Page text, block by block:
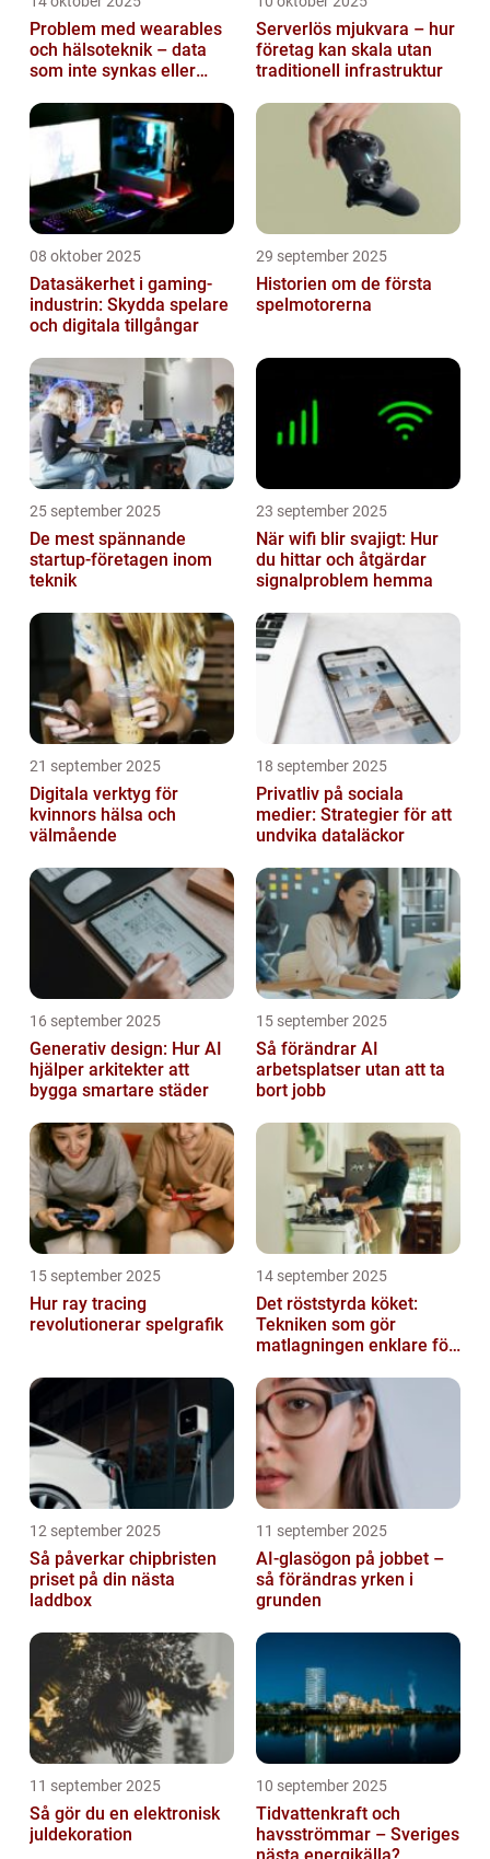
Problem med wearables
och hälsoteknik – data
som inte synkas eller
Serverlös mjukvara – hur
företag kan skala utan
traditionell infrastruktur
08 oktober 2025
Datasäkerhet i gaming-
industrin: Skydda spelare
och digitala tillgångar
29 september 2025
Historien om de första
spelmotorerna
25 september 2025
De mest spännande
startup-företagen inom
teknik
23 september 2025
När wifi blir svajigt: Hur
du hittar och åtgärdar
signalproblem hemma
21 september 2025
Digitala verktyg för
kvinnors hälsa och
välmående
18 september 2025
Privatliv på sociala
medier: Strategier för att
undvika dataläckor
16 september 2025
Generativ design: Hur AI
hjälper arkitekter att
bygga smartare städer
15 september 2025
Så förändrar AI
arbetsplatser utan att ta
bort jobb
15 september 2025
Hur ray tracing
revolutionerar spelgrafik
14 september 2025
Det röststyrda köket:
Tekniken som gör
matlagningen enklare för
12 september 2025
Så påverkar chipbristen
priset på din nästa
laddbox
11 september 2025
AI-glasögon på jobbet –
så förändras yrken i
grunden
11 september 2025
Så gör du en elektronisk
juldekoration
10 september 2025
Tidvattenkraft och
havsströmmar – Sveriges